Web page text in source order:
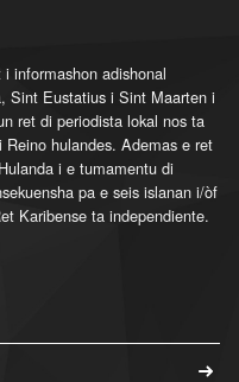
informashon adishonal
Sint Eustatius i Sint Maarten i
ret di periodista lokal nos ta
hulandes. Ademas e ret
i e tumamentu di
pa e seis islanan i/òf
Karibense ta independiente.